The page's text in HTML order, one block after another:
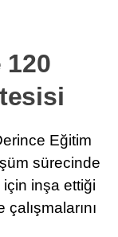
120
Eğitim
sürecinde
için inşa ettiği